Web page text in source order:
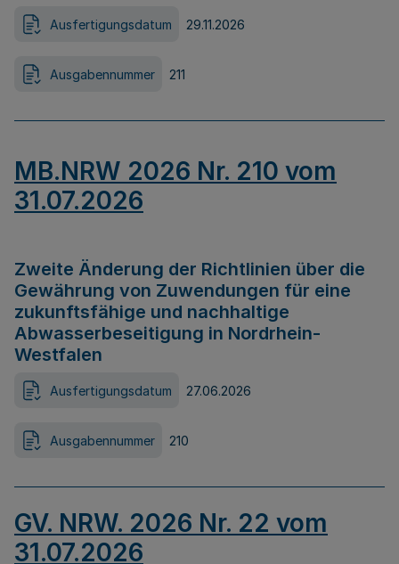
Ausfertigungsdatum 29.11.2026
Ausgabennummer 211
MB.NRW 2026 Nr. 210 vom
31.07.2026
Zweite Änderung der Richtlinien über die
Gewährung von Zuwendungen für eine
zukunftsfähige und nachhaltige
Abwasserbeseitigung in Nordrhein-
Westfalen
Ausfertigungsdatum 27.06.2026
Ausgabennummer 210
GV. NRW. 2026 Nr. 22 vom
31.07.2026